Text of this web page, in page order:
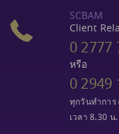
SCBAM
Client
0 2777
หรือ
0 2949
ทุกวันทำการ
เวลา 8.30